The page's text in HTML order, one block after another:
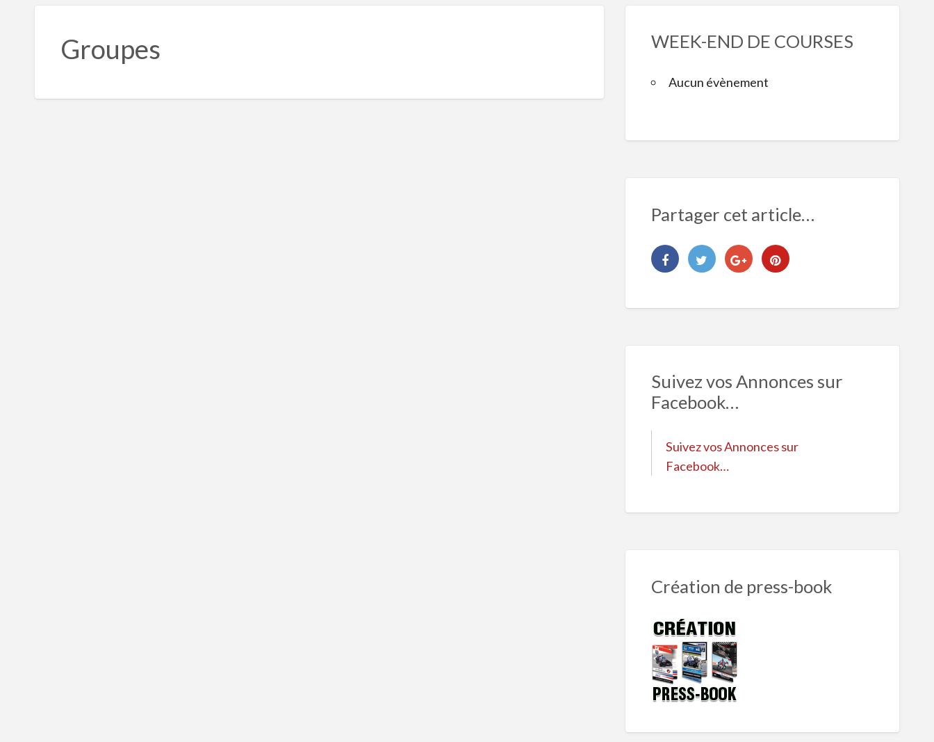
Groupes WEEK-END DE COURSES
Aucun évènement
Partager cet article…
Suivez vos Annonces sur
Facebook…
Suivez vos Annonces sur
Facebook…
Création de press-book